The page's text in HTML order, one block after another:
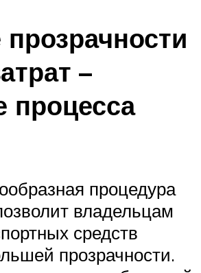
–
процесса
процедура
владельцам
средств
прозрачности.